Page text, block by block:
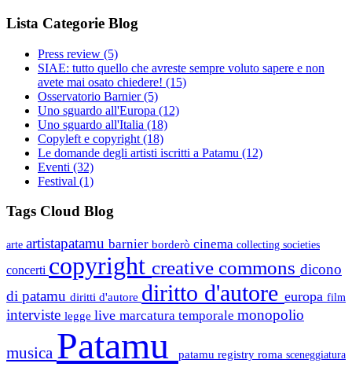
Lista Categorie Blog
Press review (5)
SIAE: tutto quello che avreste sempre voluto sapere e non
avete mai osato chiedere! (15)
Osservatorio Barnier(5)
Uno sguardo all'Europa (12)
Uno sguardo all'Italia (18)
Copyleft e copyright (18)
Le domande degli artisti iscritti a Patamu (12)
Eventi (32)
Festival (1)
Tags Cloud Blog
arte artistapatamu barnier borderò cinema collecting societies
concerti copyright creative commons dicono
di patamu diritti d'autore diritto d'autore europa film
interviste legge live marcatura temporale monopolio
musica Patamu patamu registry roma sceneggiatura